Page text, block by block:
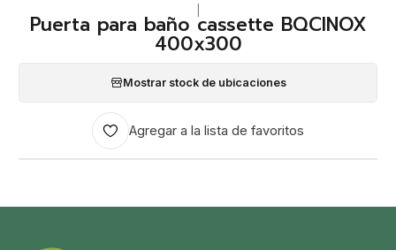
Puerta para baño cassette BQCINOX
400x300
Mostrar stock de ubicaciones
Agregar a la lista de favoritos